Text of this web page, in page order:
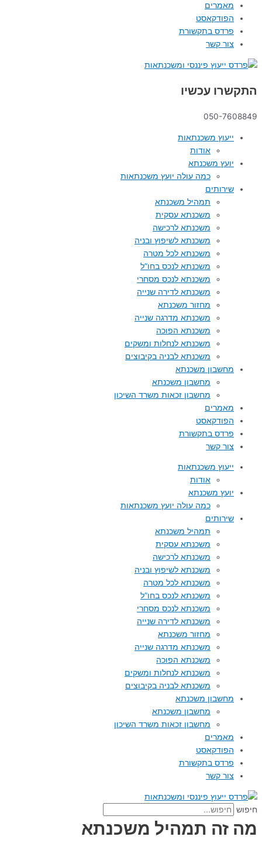
מאמרים
הפודקאסט
פרדס בתקשורת
צור קשר
התקשרו עכשיו
050-7608849
ייעוץ משכנתאות
אודות
יועץ משכנתא
כמה עולה יועץ משכנתאות
שירותים
תמהיל משכנתא
משכנתא עסקית
משכנתא לרכישה
משכנתא לשיפוץ ובניה
משכנתא לכל מטרה
משכנתא לנכס בחו”ל
משכנתא לנכס מסחרי
משכנתא לדירה שנייה
מחזור משכנתא
משכנתא מדרגה שנייה
משכנתא הפוכה
משכנתא לנחלות ומשקים
משכנתא לבניה בקיבוצים
מחשבון משכנתא
מחשבון משכנתא
מחשבון זכאות משרד השיכון
מאמרים
הפודקאסט
פרדס בתקשורת
צור קשר
ייעוץ משכנתאות
אודות
יועץ משכנתא
כמה עולה יועץ משכנתאות
שירותים
תמהיל משכנתא
משכנתא עסקית
משכנתא לרכישה
משכנתא לשיפוץ ובניה
משכנתא לכל מטרה
משכנתא לנכס בחו”ל
משכנתא לנכס מסחרי
משכנתא לדירה שנייה
מחזור משכנתא
משכנתא מדרגה שנייה
משכנתא הפוכה
משכנתא לנחלות ומשקים
משכנתא לבניה בקיבוצים
מחשבון משכנתא
מחשבון משכנתא
מחשבון זכאות משרד השיכון
מאמרים
הפודקאסט
פרדס בתקשורת
צור קשר
חיפוש
מה זה תמהיל משכנתא